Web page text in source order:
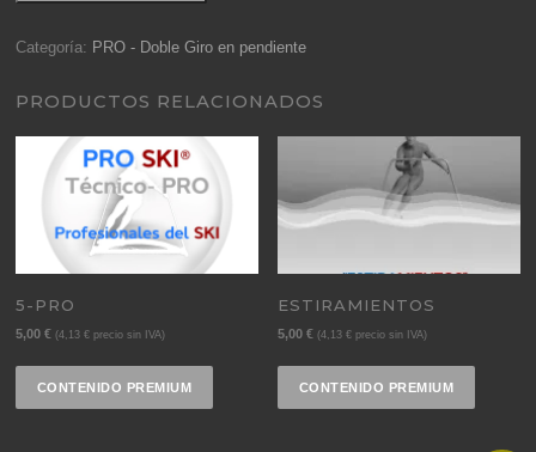
Categoría: PRO - Doble Giro en pendiente
PRODUCTOS RELACIONADOS
5-PRO
5,00€ (4,13€ precio sin IVA)
CONTENIDO PREMIUM
ESTIRAMIENTOS
5,00€ (4,13€ precio sin IVA)
CONTENIDO PREMIUM